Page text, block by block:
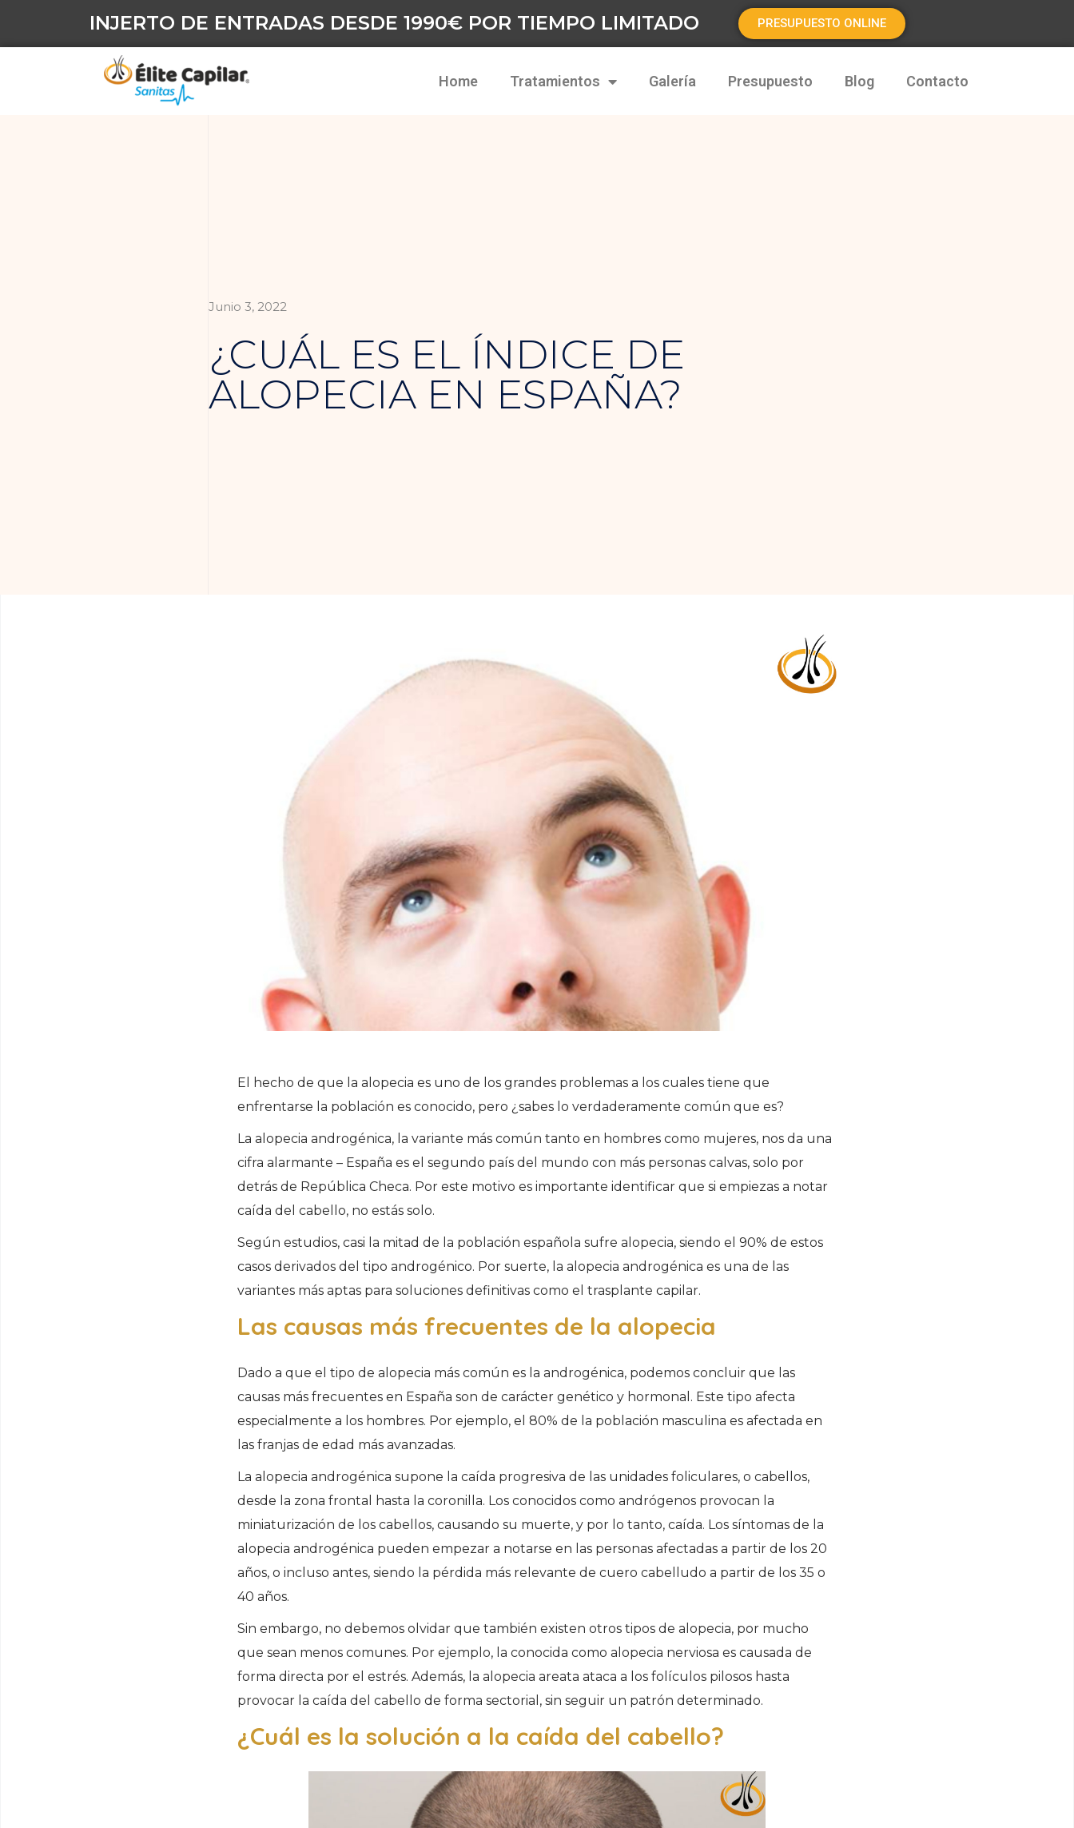
INJERTO DE ENTRADAS DESDE 1990€ POR TIEMPO LIMITADO PRESUPUESTO ONLINE
Home Tratamientos Galería Presupuesto Blog Contacto
Junio 3, 2022
¿CUÁL ES EL ÍNDICE DE
ALOPECIA EN ESPAÑA?
El hecho de que la alopecia es uno de los grandes problemas a los cuales tiene que
enfrentarse la población es conocido, pero ¿sabes lo verdaderamente común que es?
La alopecia androgénica, la variante más común tanto en hombres como mujeres, nos da una
cifra alarmante – España es el segundo país del mundo con más personas calvas, solo por
detrás de República Checa. Por este motivo es importante identificar que si empiezas a notar
caída del cabello, no estás solo.
Según estudios, casi la mitad de la población española sufre alopecia, siendo el 90% de estos
casos derivados del tipo androgénico. Por suerte, la alopecia androgénica es una de las
variantes más aptas para soluciones definitivas como el trasplante capilar.
Las causas más frecuentes de la alopecia
Dado a que el tipo de alopecia más común es la androgénica, podemos concluir que las
causas más frecuentes en España son de carácter genético y hormonal. Este tipo afecta
especialmente a los hombres. Por ejemplo, el 80% de la población masculina es afectada en
las franjas de edad más avanzadas.
La alopecia androgénica supone la caída progresiva de las unidades foliculares, o cabellos,
desde la zona frontal hasta la coronilla. Los conocidos como andrógenos provocan la
miniaturización de los cabellos, causando su muerte, y por lo tanto, caída. Los síntomas de la
alopecia androgénica pueden empezar a notarse en las personas afectadas a partir de los 20
años, o incluso antes, siendo la pérdida más relevante de cuero cabelludo a partir de los 35 o
40 años.
Sin embargo, no debemos olvidar que también existen otros tipos de alopecia, por mucho
que sean menos comunes. Por ejemplo, la conocida como alopecia nerviosa es causada de
forma directa por el estrés. Además, la alopecia areata ataca a los folículos pilosos hasta
provocar la caída del cabello de forma sectorial, sin seguir un patrón determinado.
¿Cuál es la solución a la caída del cabello?